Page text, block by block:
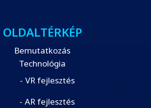
OLDALTÉRKÉP
Bemutatkozás
Technológia
VR fejlesztés
AR fejlesztés